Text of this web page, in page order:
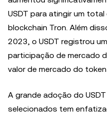
USDT para atingir um
blockchain Tron. Além
2023, o USDT registrou
participação de mercado
valor de mercado do
A grande adoção do
selecionados tem